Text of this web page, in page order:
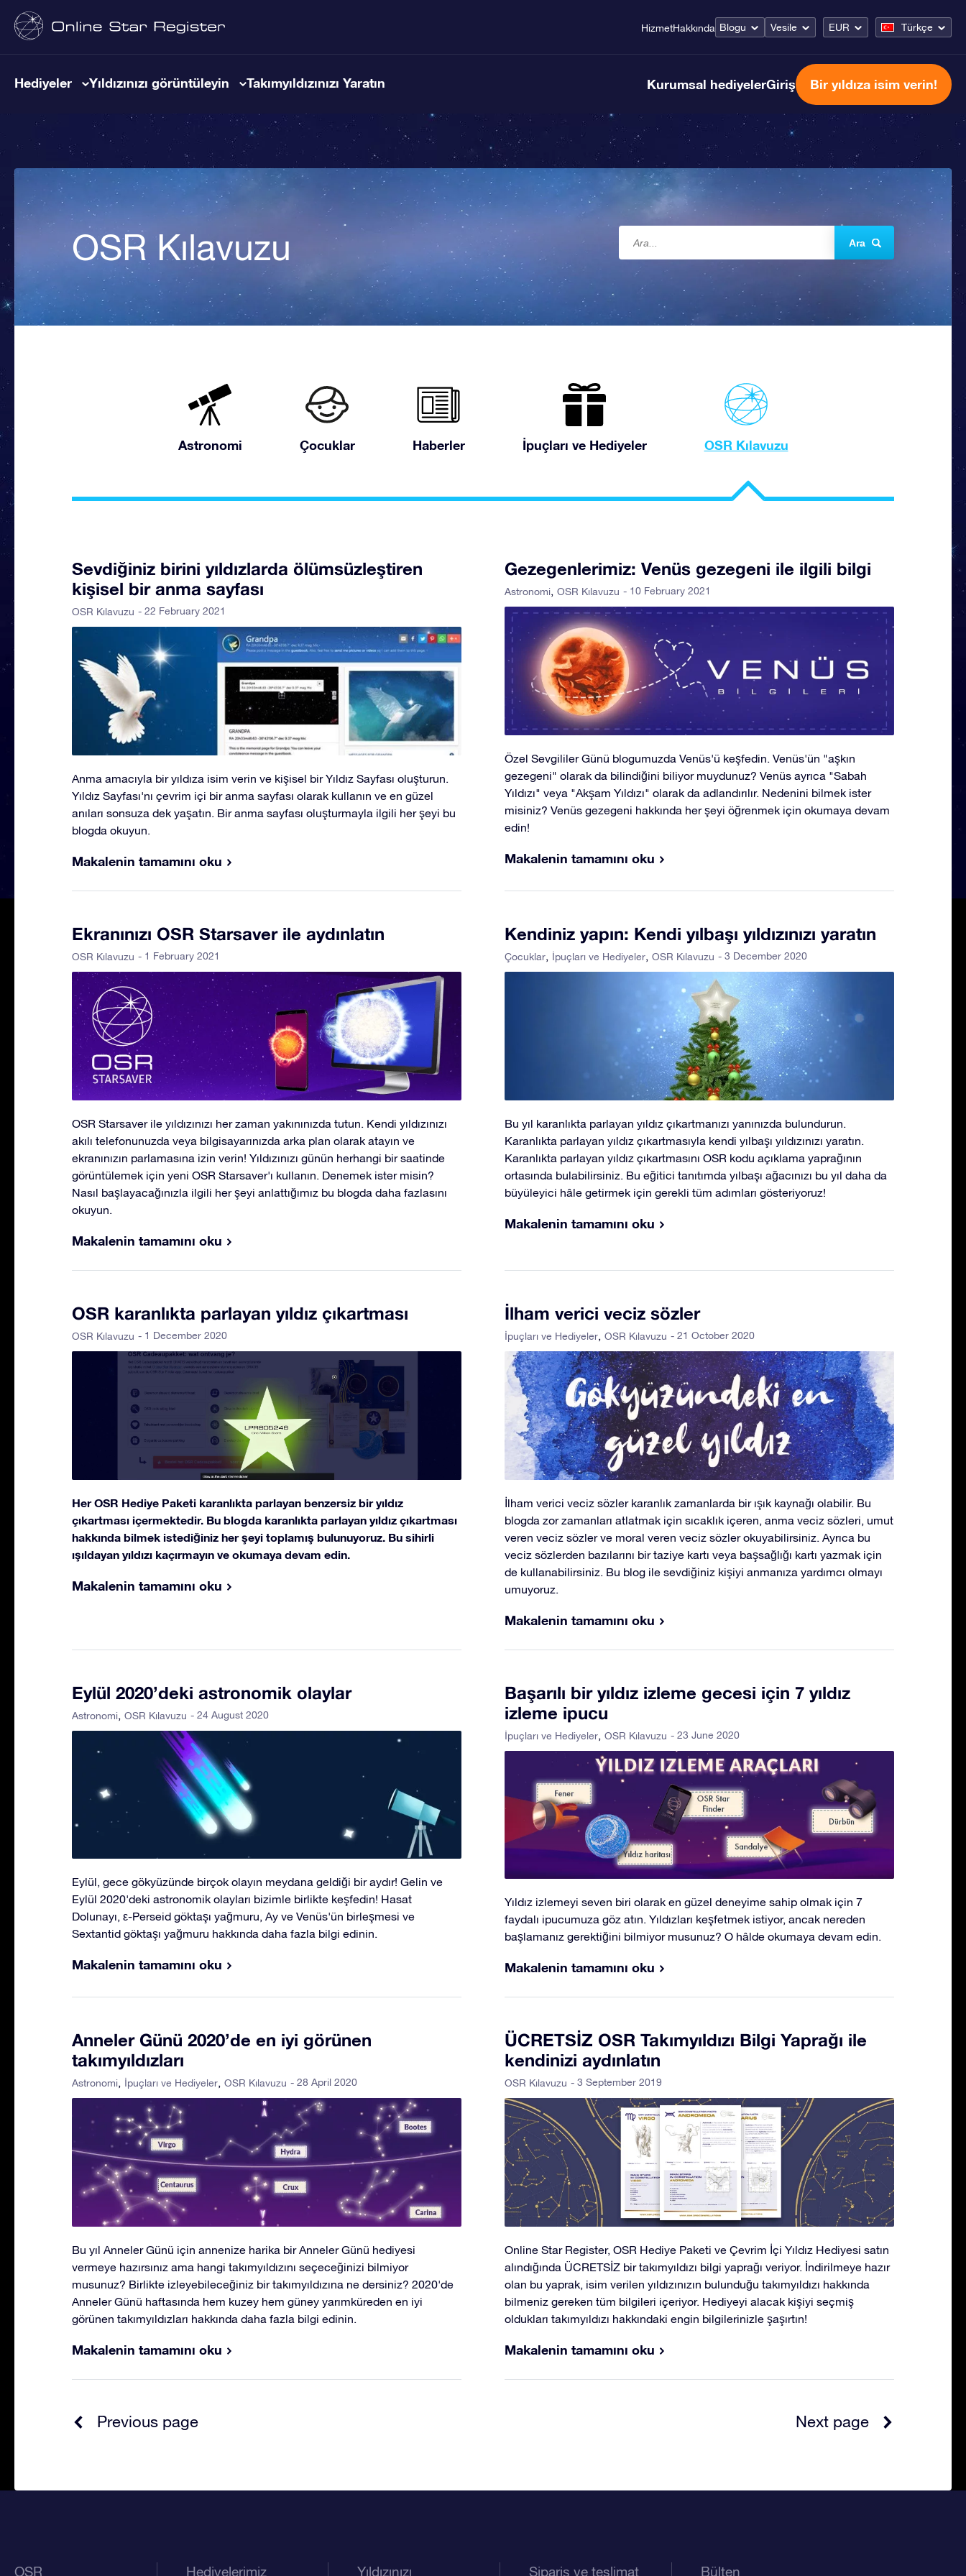
HizmetHakkında Blogu Vesile EUR Türkçe
Hediyeler Yıldızınızı görüntüleyin Takımyıldızınızı Yaratın Kurumsal hediyelerGiriş Bir yıldıza isim verin!
OSR Kılavuzu Ara
Astronomi Çocuklar Haberler İpuçları ve Hediyeler OSR Kılavuzu
Sevdiğiniz birini yıldızlarda ölümsüzleştiren
kişisel bir anma sayfası
OSR Kılavuzu - 22 February 2021
Anma amacıyla bir yıldıza isim verin ve kişisel bir Yıldız Sayfası oluşturun.
Yıldız Sayfası'nı çevrim içi bir anma sayfası olarak kullanın ve en güzel
anıları sonsuza dek yaşatın. Bir anma sayfası oluşturmayla ilgili her şeyi bu
blogda okuyun.
Makalenin tamamını oku
Gezegenlerimiz: Venüs gezegeni ile ilgili bilgi
Astronomi OSR Kılavuzu - 10 February 2021
Özel Sevgililer Günü blogumuzda Venüs'ü keşfedin. Venüs'ün "aşkın
gezegeni" olarak da bilindiğini biliyor muydunuz? Venüs ayrıca "Sabah
Yıldızı" veya "Akşam Yıldızı" olarak da adlandırılır. Nedenini bilmek ister
misiniz? Venüs gezegeni hakkında her şeyi öğrenmek için okumaya devam
edin!
Makalenin tamamını oku
Ekranınızı OSR Starsaver ile aydınlatın
OSR Kılavuzu - 1 February 2021
OSR Starsaver ile yıldızınızı her zaman yakınınızda tutun. Kendi yıldızınızı
akılı telefonunuzda veya bilgisayarınızda arka plan olarak atayın ve
ekranınızın parlamasına izin verin! Yıldızınızı günün herhangi bir saatinde
görüntülemek için yeni OSR Starsaver'ı kullanın. Denemek ister misin?
Nasıl başlayacağınızla ilgili her şeyi anlattığımız bu blogda daha fazlasını
okuyun.
Makalenin tamamını oku
Kendiniz yapın: Kendi yılbaşı yıldızınızı yaratın
Çocuklar İpuçları ve Hediyeler OSR Kılavuzu - 3 December 2020
Bu yıl karanlıkta parlayan yıldız çıkartmanızı yanınızda bulundurun.
Karanlıkta parlayan yıldız çıkartmasıyla kendi yılbaşı yıldızınızı yaratın.
Karanlıkta parlayan yıldız çıkartmasını OSR kodu açıklama yaprağının
ortasında bulabilirsiniz. Bu eğitici tanıtımda yılbaşı ağacınızı bu yıl daha da
büyüleyici hâle getirmek için gerekli tüm adımları gösteriyoruz!
Makalenin tamamını oku
OSR karanlıkta parlayan yıldız çıkartması
OSR Kılavuzu - 1 December 2020
Her OSR Hediye Paketi karanlıkta parlayan benzersiz bir yıldız
çıkartması içermektedir. Bu blogda karanlıkta parlayan yıldız çıkartması
hakkında bilmek istediğiniz her şeyi toplamış bulunuyoruz. Bu sihirli
ışıldayan yıldızı kaçırmayın ve okumaya devam edin.
Makalenin tamamını oku
İlham verici veciz sözler
İpuçları ve Hediyeler OSR Kılavuzu - 21 October 2020
İlham verici veciz sözler karanlık zamanlarda bir ışık kaynağı olabilir. Bu
blogda zor zamanları atlatmak için sıcaklık içeren, anma veciz sözleri, umut
veren veciz sözler ve moral veren veciz sözler okuyabilirsiniz. Ayrıca bu
veciz sözlerden bazılarını bir taziye kartı veya başsağlığı kartı yazmak için
de kullanabilirsiniz. Bu blog ile sevdiğiniz kişiyi anmanıza yardımcı olmayı
umuyoruz.
Makalenin tamamını oku
Eylül 2020’deki astronomik olaylar
Astronomi OSR Kılavuzu - 24 August 2020
Eylül, gece gökyüzünde birçok olayın meydana geldiği bir aydır! Gelin ve
Eylül 2020'deki astronomik olayları bizimle birlikte keşfedin! Hasat
Dolunayı, ε-Perseid göktaşı yağmuru, Ay ve Venüs'ün birleşmesi ve
Sextantid göktaşı yağmuru hakkında daha fazla bilgi edinin.
Makalenin tamamını oku
Başarılı bir yıldız izleme gecesi için 7 yıldız
izleme ipucu
İpuçları ve Hediyeler OSR Kılavuzu - 23 June 2020
Yıldız izlemeyi seven biri olarak en güzel deneyime sahip olmak için 7
faydalı ipucumuza göz atın. Yıldızları keşfetmek istiyor, ancak nereden
başlamanız gerektiğini bilmiyor musunuz? O hâlde okumaya devam edin.
Makalenin tamamını oku
Anneler Günü 2020’de en iyi görünen
takımyıldızları
Astronomi İpuçları ve Hediyeler OSR Kılavuzu - 28 April 2020
Bu yıl Anneler Günü için annenize harika bir Anneler Günü hediyesi
vermeye hazırsınız ama hangi takımyıldızını seçeceğinizi bilmiyor
musunuz? Birlikte izleyebileceğiniz bir takımyıldızına ne dersiniz? 2020'de
Anneler Günü haftasında hem kuzey hem güney yarımküreden en iyi
görünen takımyıldızları hakkında daha fazla bilgi edinin.
Makalenin tamamını oku
ÜCRETSİZ OSR Takımyıldızı Bilgi Yaprağı ile
kendinizi aydınlatın
OSR Kılavuzu - 3 September 2019
Online Star Register, OSR Hediye Paketi ve Çevrim İçi Yıldız Hediyesi satın
alındığında ÜCRETSİZ bir takımyıldızı bilgi yaprağı veriyor. İndirilmeye hazır
olan bu yaprak, isim verilen yıldızınızın bulunduğu takımyıldızı hakkında
bilmeniz gereken tüm bilgileri içeriyor. Hediyeyi alacak kişiyi seçmiş
oldukları takımyıldızı hakkındaki engin bilgilerinizle şaşırtın!
Makalenin tamamını oku
Next page
Previous page
OSR Hediyelerimiz Yıldızınızı Sipariş ve teslimat Bülten